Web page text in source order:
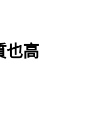
也高